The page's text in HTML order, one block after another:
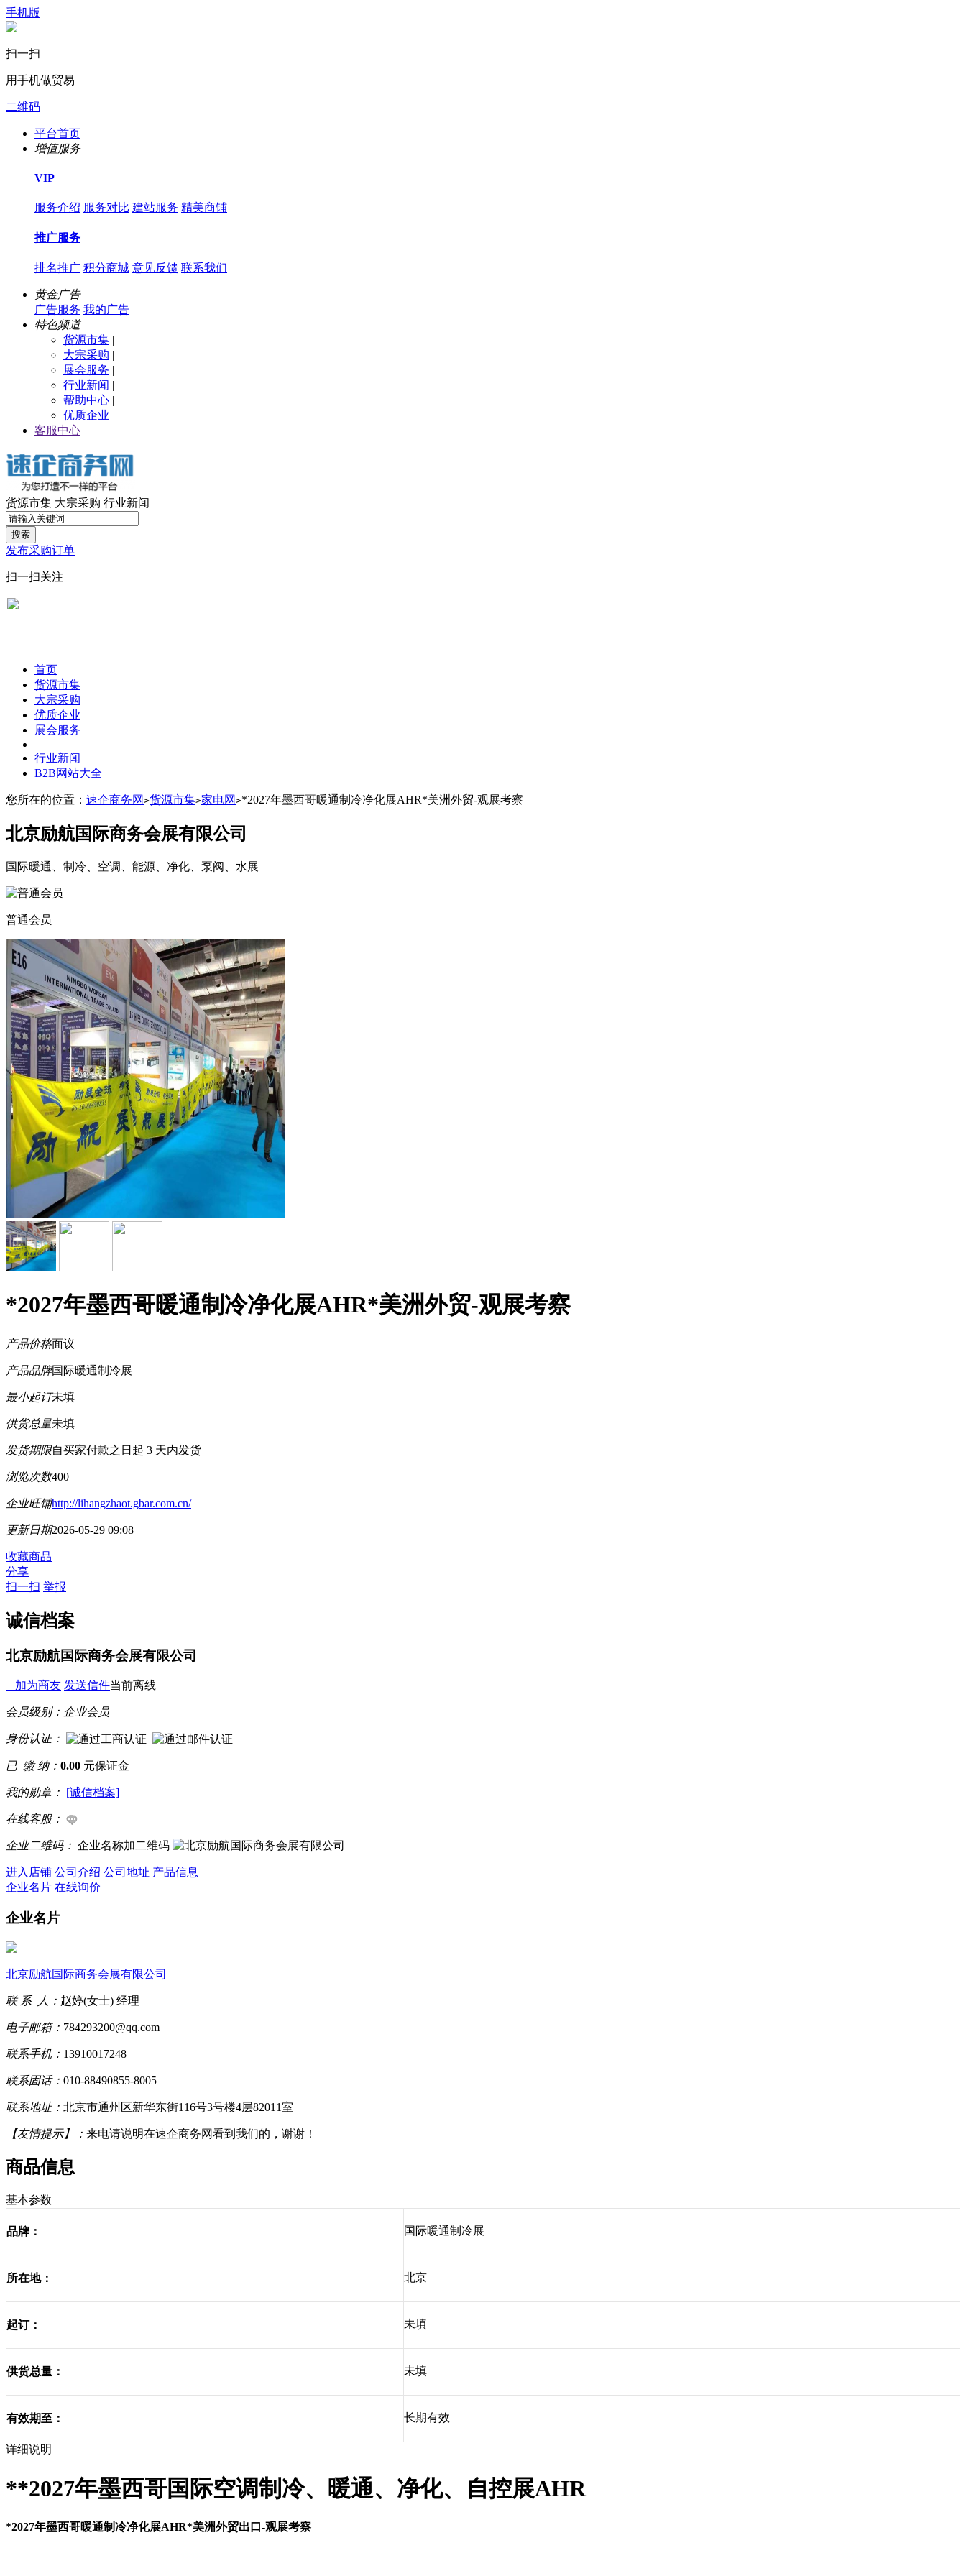
手机版
扫一扫
用手机做贸易
二维码
平台首页
增值服务
VIP
服务介绍 服务对比 建站服务 精美商铺
推广服务
排名推广 积分商城 意见反馈 联系我们
黄金广告
广告服务 我的广告
特色频道
货源市集 |
大宗采购 |
展会服务 |
行业新闻 |
帮助中心 |
优质企业
客服中心
货源市集 大宗采购 行业新闻
搜索
发布采购订单
扫一扫关注
首页
货源市集
大宗采购
优质企业
展会服务
行业新闻
B2B网站大全
您所在的位置： 速企商务网 >货源市集>家电网 >*2027年墨西哥暖通制冷净化展AHR*美洲外贸-观展考察
北京励航国际商务会展有限公司
国际暖通、制冷、空调、能源、净化、泵阀、水展
普通会员
*2027年墨西哥暖通制冷净化展AHR*美洲外贸-观展考察
产品价格面议
产品品牌国际暖通制冷展
最小起订未填
供货总量未填
发货期限自买家付款之日起 3 天内发货
浏览次数400
企业旺铺http://lihangzhaot.gbar.com.cn/
更新日期2026-05-29 09:08
收藏商品
分享
扫一扫 举报
诚信档案
北京励航国际商务会展有限公司
+ 加为商友 发送信件当前离线
会员级别： 企业会员
身份认证：
已 缴 纳： 0.00 元保证金
我的勋章： [诚信档案]
在线客服：
企业二维码： 企业名称加二维码
进入店铺 公司介绍 公司地址 产品信息
企业名片 在线询价
企业名片
北京励航国际商务会展有限公司
联 系 人： 赵婷(女士) 经理
电子邮箱： 784293200@qq.com
联系手机： 13910017248
联系固话： 010-88490855-8005
联系地址： 北京市通州区新华东街116号3号楼4层82011室
【友情提示】： 来电请说明在速企商务网看到我们的，谢谢！
商品信息
基本参数
品牌： 国际暖通制冷展
所在地： 北京
起订： 未填
供货总量： 未填
有效期至： 长期有效
详细说明
**2027年墨西哥国际空调制冷、暖通、净化、自控展AHR
*2027年墨西哥暖通制冷净化展AHR*美洲外贸出口-观展考察